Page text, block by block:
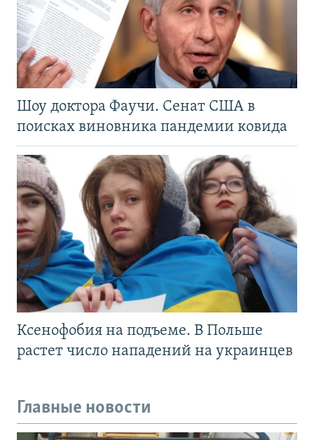
Шоу доктора Фаучи. Сенат США в
поисках виновника пандемии ковида
Ксенофобия на подъеме. В Польше
растет число нападений на украинцев
Главные новости